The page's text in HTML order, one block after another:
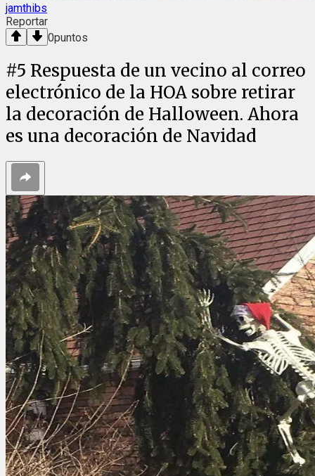
jamthibs
Reportar
0puntos
#5 Respuesta de un vecino al correo
electrónico de la HOA sobre retirar
la decoración de Halloween. Ahora
es una decoración de Navidad